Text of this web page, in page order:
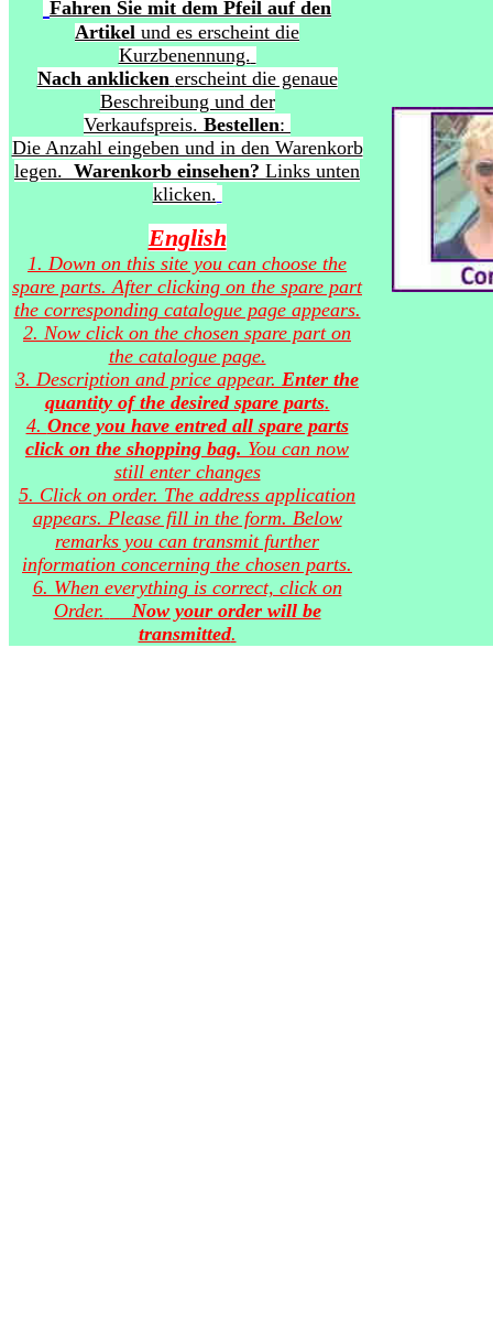
Fahren Sie mit dem Pfeil auf den
Artikel und es erscheint die
Kurzbenennung.
Nach anklicken erscheint die genaue
Beschreibung und der
Verkaufspreis. Bestellen:
Die Anzahl eingeben und in den Warenkorb
legen. Warenkorb einsehen? Links unten
klicken.
English
1. Down on this site you can choose the
spare parts. After clicking on the spare part
the corresponding catalogue page appears.
2. Now click on the chosen spare part on
the catalogue page.
3. Description and price appear. Enter the
quantity of the desired spare parts.
4. Once you have entred all spare parts
click on the shopping bag. You can now
still enter changes
5. Click on order. The address application
appears. Please fill in the form. Below
remarks you can transmit further
information concerning the chosen parts.
6. When everything is correct, click on
Order.
Now your order will be
transmitted.